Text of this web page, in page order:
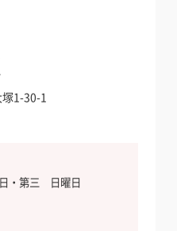
1-30-1
・第三 日曜日